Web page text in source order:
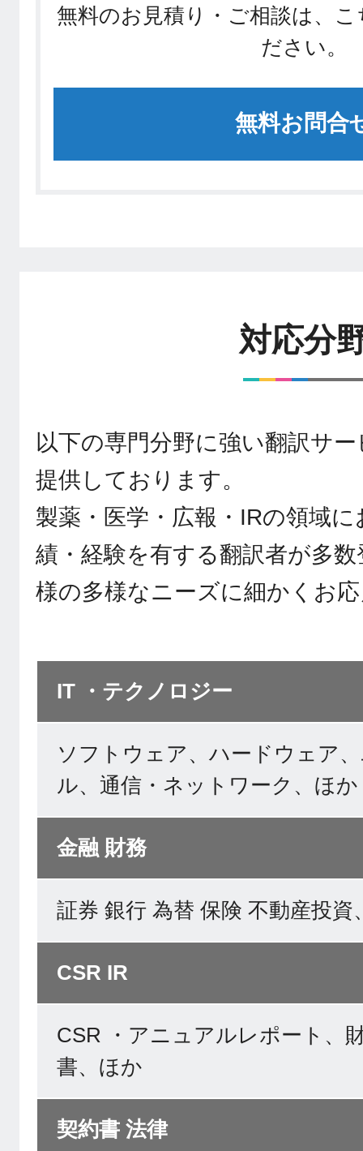
無料のお見積り・ご相談は、
ださい。
無料お問合
対応分
以下の専門分野に強い翻訳サ
提供しております。
製薬・医学・広報・IRの領域
績・経験を有する翻訳者が多
様の多様なニーズに細かくお
IT ・テクノロジー
ソフトウェア、ハードウェア
ル、通信・ネットワーク、ほか
金融 財務
証券 銀行 為替 保険 不動産投資
CSR IR
CSR ・アニュアルレポート、
書、ほか
契約書 法律